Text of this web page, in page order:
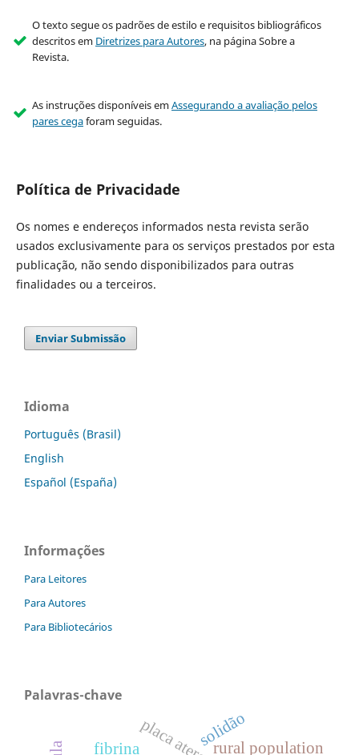
O texto segue os padrões de estilo e requisitos bibliográficos
descritos em Diretrizes para Autores, na página Sobre a
Revista.
As instruções disponíveis emAssegurando a avaliação pelos
pares cegaforam seguidas.
Política de Privacidade
Os nomes e endereços informados nesta revista serão
usados exclusivamente para os serviços prestados por esta
publicação, não sendo disponibilizados para outras
finalidades ou a terceiros.
Enviar Submissão
Idioma
Português (Brasil)
English
Español (España)
Informações
Para Leitores
Para Autores
Para Bibliotecários
Palavras-chave
rural population
fibrina solidão